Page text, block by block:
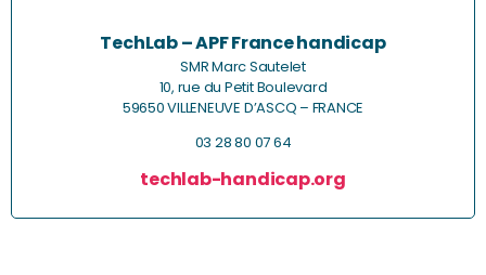
TechLab – APF France handicap
SMR Marc Sautelet
10, rue du Petit Boulevard
59650 VILLENEUVE D’ASCQ – FRANCE
03 28 80 07 64
techlab-handicap.org